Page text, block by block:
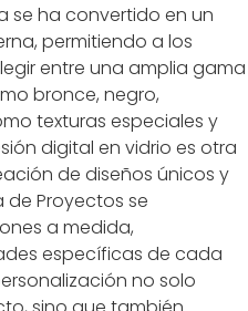
se ha convertido en un
permitiendo a los
entre una amplia gama
bronce, negro,
texturas especiales y
digital en vidrio es otra
de diseños únicos y
de Proyectos se
a medida,
específicas de cada
no solo